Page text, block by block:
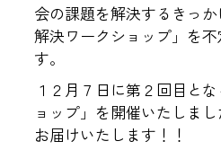
会の課題を解決するきっ
解決ワークショップ」を
す。
１２月７日に第２回目と
ョップ」を開催いたしま
お届けいたします！！